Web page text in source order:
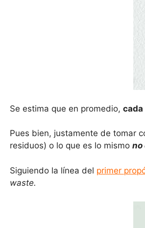
Se estima que en promedio, cada
Pues bien, justamente de tomar
residuos) o lo que es lo mismo no
Siguiendo la línea del primer
waste.